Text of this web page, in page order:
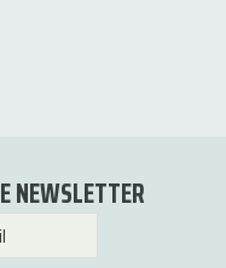
NEWSLETTER